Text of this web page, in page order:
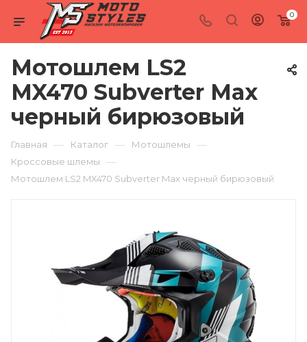
0
Мотошлем LS2
MX470 Subverter Max
черный бирюзовый
Главная — Каталог — Мотошлемы —
Кроссовые шлемы —
Мотошлем LS2 MX470 Subverter Max черный бирюзовый